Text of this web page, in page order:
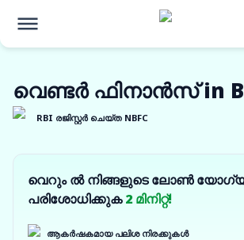
വെണ്ടർ ഫിനാൻസ് in
RBI രജിസ്റ്റർ ചെയ്ത NBFC
വെറും ൽ നിങ്ങളുടെ ലോൺ
പരിശോധിക്കുക2 മിനിറ്റ്!
ആകർഷകമായ പലിശ നിരക്കുകൾ